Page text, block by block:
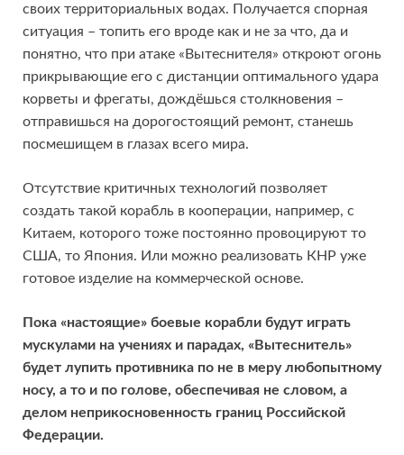
своих территориальных водах. Получается спорная
ситуация – топить его вроде как и не за что, да и
понятно, что при атаке «Вытеснителя» откроют огонь
прикрывающие его с дистанции оптимального удара
корветы и фрегаты, дождёшься столкновения –
отправишься на дорогостоящий ремонт, станешь
посмешищем в глазах всего мира.
Отсутствие критичных технологий позволяет
создать такой корабль в кооперации, например, с
Китаем, которого тоже постоянно провоцируют то
США, то Япония. Или можно реализовать КНР уже
готовое изделие на коммерческой основе.
Пока «настоящие» боевые корабли будут играть
мускулами на учениях и парадах, «Вытеснитель»
будет лупить противника по не в меру любопытному
носу, а то и по голове, обеспечивая не словом, а
делом неприкосновенность границ Российской
Федерации.